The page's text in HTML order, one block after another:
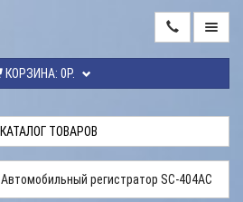
КОРЗИНА: 0Р.
КАТАЛОГ ТОВАРОВ
Автомобильный регистратор SC-404AC